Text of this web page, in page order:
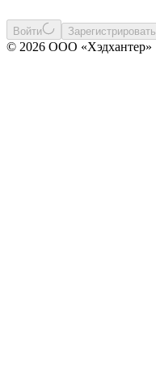
Войти
© 2026 ООО «Хэдхантер»